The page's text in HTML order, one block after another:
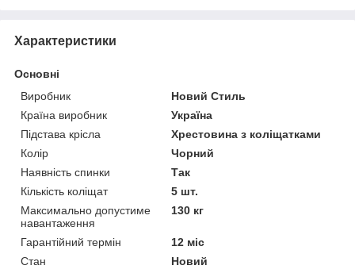
Характеристики
Основні
Виробник
Новий Стиль
Країна виробник
Україна
Підстава крісла
Хрестовина з коліщатками
Колір
Чорний
Наявність спинки
Так
Кількість коліщат
5 шт.
Максимально допустиме
навантаження
130 кг
Гарантійний термін
12 міс
Стан
Новий